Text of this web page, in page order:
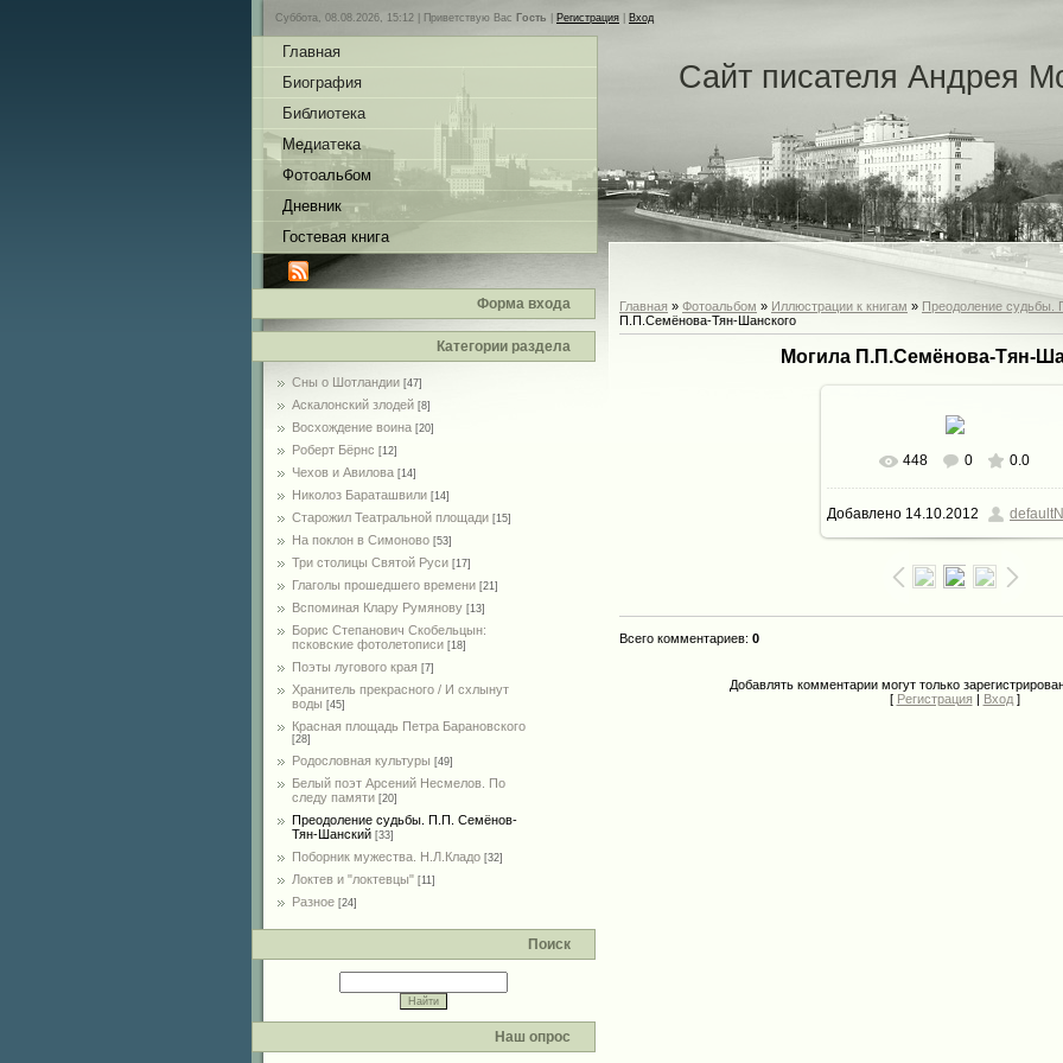
Суббота, 08.08.2026, 15:12 | Приветствую Вас Гость Регистрация Вход
Главная
Биография
Библиотека
Медиатека
Фотоальбом
Дневник
Гостевая книга
Форма входа
Категории раздела
Сны о Шотландии [47]
Аскалонский злодей [8]
Восхождение воина [20]
Роберт Бёрнс [12]
Чехов и Авилова [14]
Николоз Бараташвили [14]
Cтарожил Театральной площади [15]
На поклон в Симоново [53]
Три столицы Святой Руси [17]
Глаголы прошедшего времени [21]
Вспоминая Клару Румянову [13]
Борис Степанович Скобельцын:
псковские фотолетописи [18]
Поэты лугового края [7]
Хранитель прекрасного / И схлынут
воды [45]
Красная площадь Петра Барановского
[28]
Родословная культуры [49]
Белый поэт Арсений Несмелов. По
следу памяти [20]
Преодоление судьбы. П.П. Семёнов-
Тян-Шанский [33]
Поборник мужества. Н.Л.Кладо [32]
Локтев и "локтевцы" [11]
Разное [24]
Поиск
Наш опрос
Сайт писателя Андрея
Главная » Фотоальбом » Иллюстрации к книгам » Преодоление
П.П.Семёнова-Тян-Шанского
Могила П.П.Семёнова-Тян-
448 0 0.0
Добавлено 14.10.2012
Всего комментариев: 0
Добавлять комментарии могут только
[ Регистрация | Вход]